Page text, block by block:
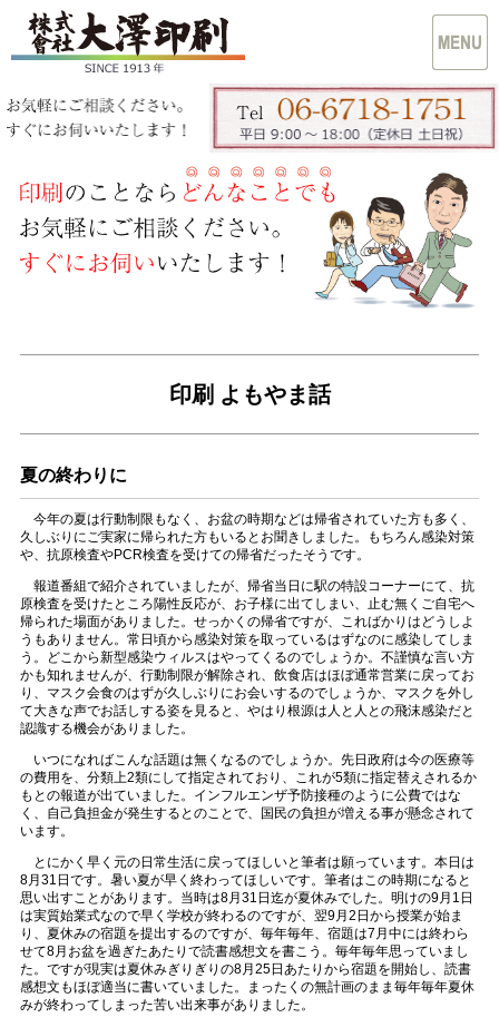
印刷 よもやま話
夏の終わりに
今年の夏は行動制限もなく、お盆の時期などは帰省されていた方も多く、
久しぶりにご実家に帰られた方もいるとお聞きしました。もちろん感染対策
や、抗原検査やPCR検査を受けての帰省だったそうです。
報道番組で紹介されていましたが、帰省当日に駅の特設コーナーにて、抗
原検査を受けたところ陽性反応が、お子様に出てしまい、止む無くご自宅へ
帰られた場面がありました。せっかくの帰省ですが、こればかりはどうしよ
うもありません。常日頃から感染対策を取っているはずなのに感染してしま
う。どこから新型感染ウィルスはやってくるのでしょうか。不謹慎な言い方
かも知れませんが、行動制限が解除され、飲食店はほぼ通常営業に戻ってお
り、マスク会食のはずが久しぶりにお会いするのでしょうか、マスクを外し
て大きな声でお話しする姿を見ると、やはり根源は人と人との飛沫感染だと
認識する機会がありました。
いつになればこんな話題は無くなるのでしょうか。先日政府は今の医療等
の費用を、分類上2類にして指定されており、これが5類に指定替えされるか
もとの報道が出ていました。インフルエンザ予防接種のように公費ではな
く、自己負担金が発生するとのことで、国民の負担が増える事が懸念されて
います。
とにかく早く元の日常生活に戻ってほしいと筆者は願っています。本日は
8月31日です。暑い夏が早く終わってほしいです。筆者はこの時期になると
思い出すことがあります。当時は8月31日迄が夏休みでした。明けの9月1日
は実質始業式なので早く学校が終わるのですが、翌9月2日から授業が始ま
り、夏休みの宿題を提出するのですが、毎年毎年、宿題は7月中には終わら
せて8月お盆を過ぎたあたりで読書感想文を書こう。毎年毎年思っていまし
た。ですが現実は夏休みぎりぎりの8月25日あたりから宿題を開始し、読書
感想文もほぼ適当に書いていました。まったくの無計画のまま毎年毎年夏休
みが終わってしまった苦い出来事がありました。